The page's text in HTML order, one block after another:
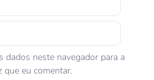
dados neste navegador para a
que eu comentar.